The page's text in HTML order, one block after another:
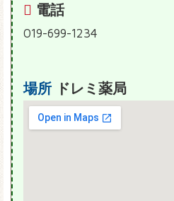
電話
019-699-1234
場所 ドレミ薬局